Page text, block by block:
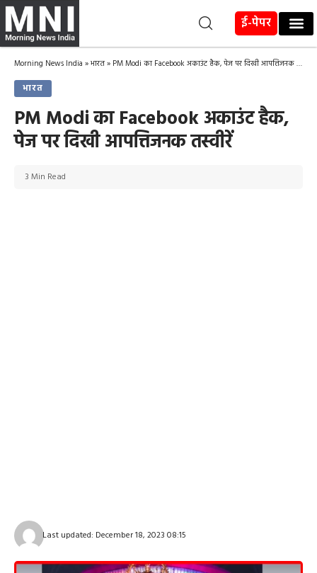
ई-पेपर
Morning News India »भारत» PM Modi का Facebook अकाउंट हैक, पेज पर दिखी आपत्तिजनक तस्वीरें
भारत
PM Modi का Facebook अकाउंट हैक,
पेज पर दिखी आपत्तिजनक तस्वीरें
Last updated: December 18, 2023 08:15
3 Min Read